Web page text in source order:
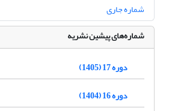
شماره جاری
شماره‌های پیشین نشریه
دوره 17 (1405)
دوره 16 (1404)